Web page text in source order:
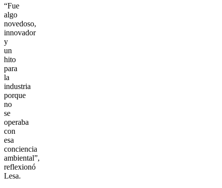
“Fue
algo
novedoso,
innovador
y
un
hito
para
la
industria
porque
no
se
operaba
con
esa
conciencia
ambiental”,
reflexionó
Lesa.